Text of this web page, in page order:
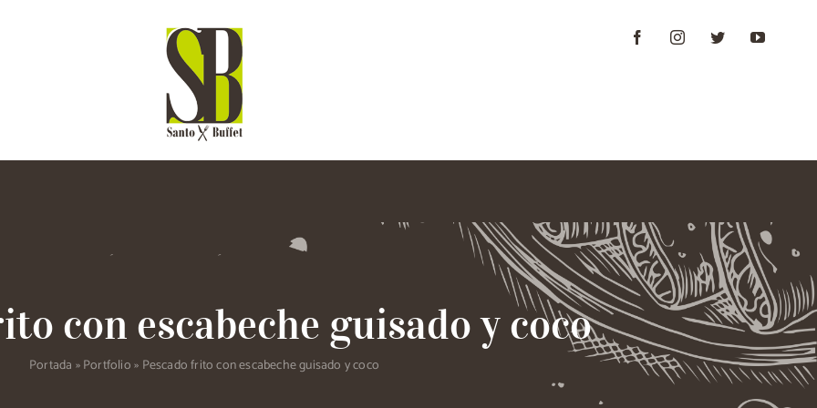
con escabeche guisado y coco
Portada »Portfolio» Pescado frito con escabeche guisado y coco